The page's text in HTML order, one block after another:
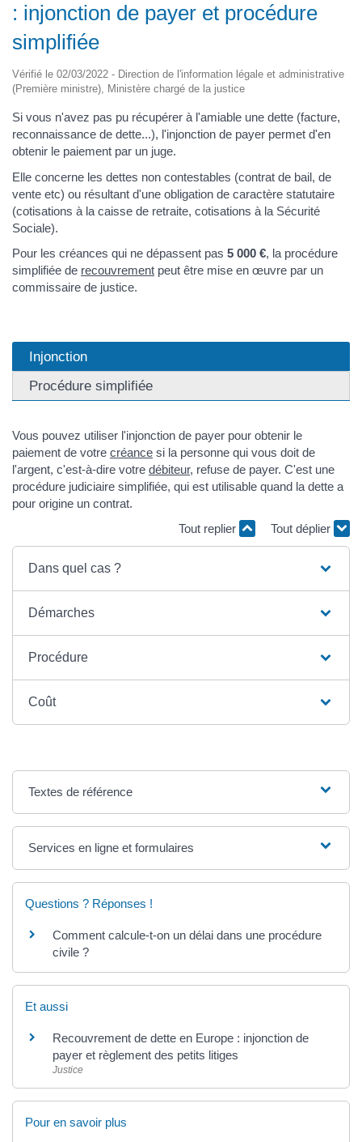
: injonction de payer et procédure
simplifiée
Vérifié le 02/03/2022 - Direction de l'information légale et administrative
(Première ministre), Ministère chargé de la justice
Si vous n'avez pas pu récupérer à l'amiable une dette (facture,
reconnaissance de dette...), l'injonction de payer permet d'en
obtenir le paiement par un juge.
Elle concerne les dettes non contestables (contrat de bail, de
vente etc) ou résultant d'une obligation de caractère statutaire
(cotisations à la caisse de retraite, cotisations à la Sécurité
Sociale).
Pour les créances qui ne dépassent pas 5 000 €, la procédure
simplifiée de recouvrement peut être mise en œuvre par un
commissaire de justice.
Injonction
Procédure simplifiée
Vous pouvez utiliser l'injonction de payer pour obtenir le
paiement de votre créance si la personne qui vous doit de
l'argent, c'est-à-dire votre débiteur, refuse de payer. C'est une
procédure judiciaire simplifiée, qui est utilisable quand la dette a
pour origine un contrat.
Tout replier
Tout déplier
Dans quel cas ?
Démarches
Procédure
Coût
Textes de référence
Services en ligne et formulaires
Questions ? Réponses !
Comment calcule-t-on un délai dans une procédure
civile ?
Et aussi
Recouvrement de dette en Europe : injonction de
payer et règlement des petits litiges
Justice
Pour en savoir plus